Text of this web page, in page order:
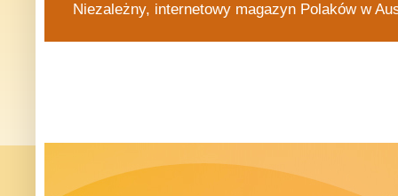
Niezależny, internetowy magazyn Polaków w